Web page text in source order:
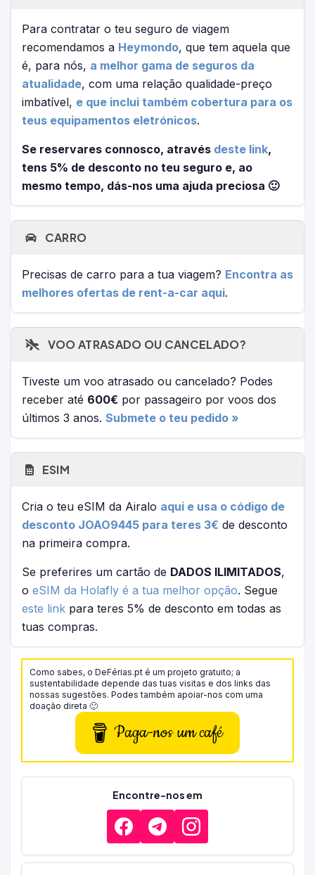
Para contratar o teu seguro de viagem
recomendamos a Heymondo, que tem aquela que
é, para nós, a melhor gama de seguros da
atualidade, com uma relação qualidade-preço
imbatível, e que inclui também cobertura para os
teus equipamentos eletrónicos.
Se reservares connosco, através deste link,
tens 5% de desconto no teu seguro e, ao
mesmo tempo, dás-nos uma ajuda preciosa 🙂
CARRO
Precisas de carro para a tua viagem? Encontra as
melhores ofertas de rent-a-car aqui.
VOO ATRASADO OU CANCELADO?
Tiveste um voo atrasado ou cancelado? Podes
receber até 600€ por passageiro por voos dos
últimos 3 anos. Submete o teu pedido »
ESIM
Cria o teu eSIM da Airalo aqui e usa o código de
desconto JOAO9445 para teres 3€ de desconto
na primeira compra.
Se preferires um cartão de DADOS ILIMITADOS,
o eSIM da Holafly é a tua melhor opção. Segue
este link para teres 5% de desconto em todas as
tuas compras.
Como sabes, o DeFérias.pt é um projeto gratuito; a
sustentabilidade depende das tuas visitas e dos links das
nossas sugestões. Podes também apoiar-nos com uma
doação direta 🙂
Paga-nos um café
Encontre-nos em